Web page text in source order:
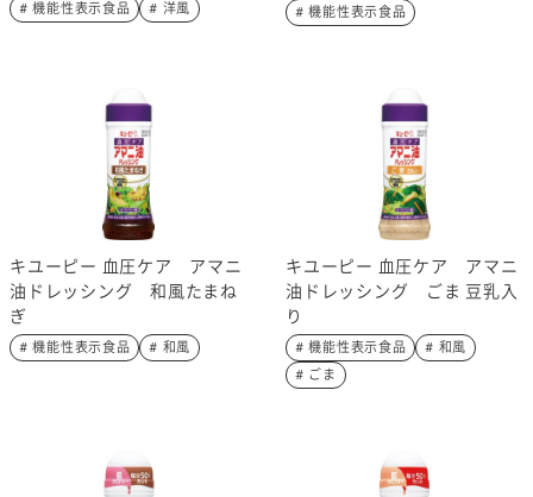
# 機能性表示食品 # 洋風 # 機能性表示食品
キユーピー 血圧ケア アマニ
油ドレッシング 和風たまね
ぎ
# 機能性表示食品 # 和風
キユーピー 血圧ケア アマニ
油ドレッシング ごま 豆乳入
り
# 機能性表示食品
# 和風
# ごま